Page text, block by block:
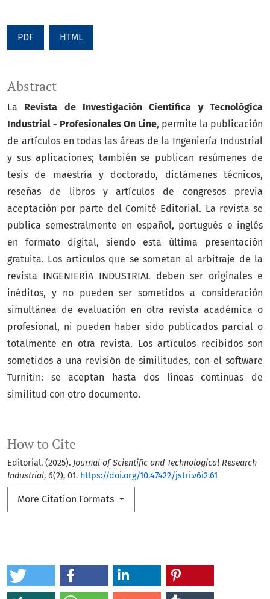
PDF HTML
How to Cite
Editorial. (2025). Journal of Scientific and Technological Research
Industrial, 6(2), 01. https://doi.org/10.47422/jstri.v6i2.61
More Citation Formats
Abstract
La Revista de Investigación Científica y Tecnológica
Industrial - Profesionales On Line, permite la publicación
de artículos en todas las áreas de la Ingeniería Industrial
y sus aplicaciones; también se publican resúmenes de
tesis de maestría y doctorado, dictámenes técnicos,
reseñas de libros y artículos de congresos previa
aceptación por parte del Comité Editorial. La revista se
publica semestralmente en español, portugués e inglés
en formato digital, siendo esta última presentación
gratuita. Los artículos que se sometan al arbitraje de la
revista INGENIERÍA INDUSTRIAL deben ser originales e
inéditos, y no pueden ser sometidos a consideración
simultánea de evaluación en otra revista académica o
profesional, ni pueden haber sido publicados parcial o
totalmente en otra revista. Los artículos recibidos son
sometidos a una revisión de similitudes, con el software
Turnitin: se aceptan hasta dos líneas continuas de
similitud con otro documento.